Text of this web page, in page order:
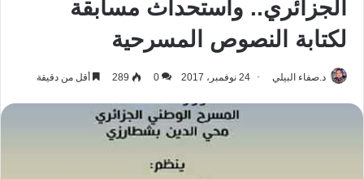
الجزائري.. واستحداث مسابقة
لكتابة النصوص المسرحية
د.صفاء البيلي 24 نوفمبر، 2017 0
289 أقل من دقيقة